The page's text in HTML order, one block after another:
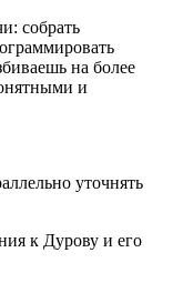
собрать
на более
и
уточнять
к Дурову и его